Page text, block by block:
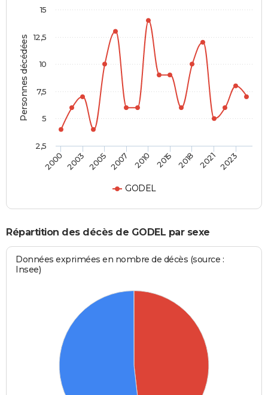
Personnes décédées
GODEL
2000 2003 2005 2007 2010 2015 2018 2021 2023
2,5
5
7,5
10
12,5
15
Répartition des décès de GODEL par sexe
Données exprimées en nombre de décès (source :
Insee)